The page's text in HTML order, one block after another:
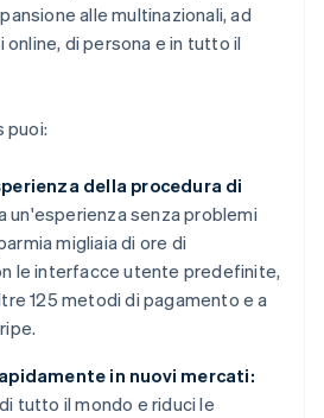
alle multinazionali, ad
di persona e in tutto il
puoi:
della procedura di
un'esperienza senza problemi
migliaia di ore di
le interfacce utente predefinite,
125 metodi di pagamento e a
in nuovi mercati:
tutto il mondo e riduci le